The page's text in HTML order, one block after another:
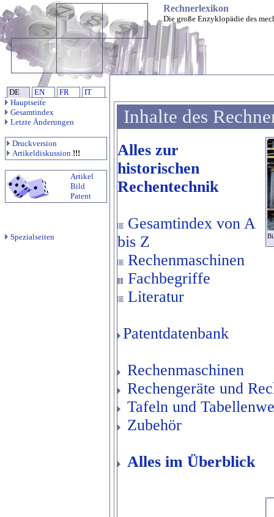
Rechnerlexikon
Die große Enzyklopädie des
DE EN FR
IT
Hauptseite
Gesamtindex
Letzte Änderungen
Druckversion
Artikeldiskussion !!!
Artikel
Bild
Patent
Spezialseiten
Inhalte des
Alles zur
historischen
Rechentechnik
Gesamtindex von A
bis Z
Rechenmaschinen
Fachbegriffe
Literatur
Patentdatenbank
Rechenmaschinen
Rechengeräte und
Tafeln und
Zubehör
Alles im Überblick